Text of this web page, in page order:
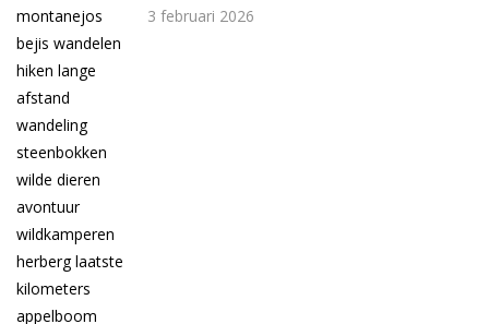
3 februari 2026